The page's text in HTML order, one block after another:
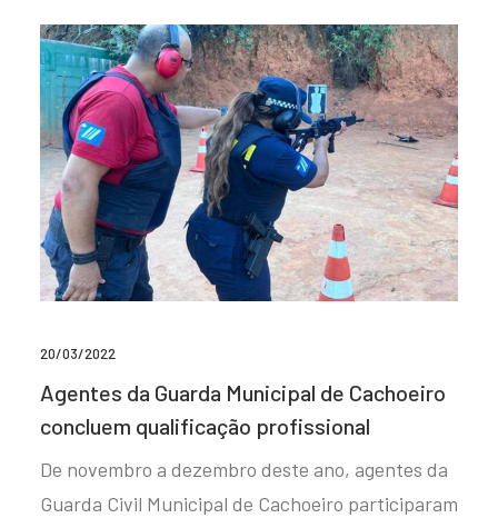
20/03/2022
Agentes da Guarda Municipal de Cachoeiro
concluem qualificação profissional
De novembro a dezembro deste ano, agentes da
Guarda Civil Municipal de Cachoeiro participaram